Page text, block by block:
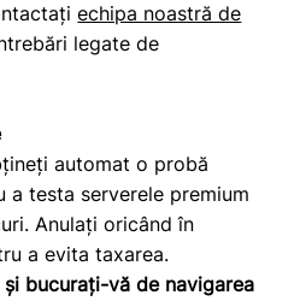
echipa noastră de
legate de
automat o probă
testa serverele premium
Anulați oricând în
a evita taxarea.
bucurați-vă de navigarea